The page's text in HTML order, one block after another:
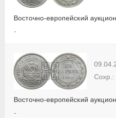
Восточно-европейский
-
Восточно-европейский
-